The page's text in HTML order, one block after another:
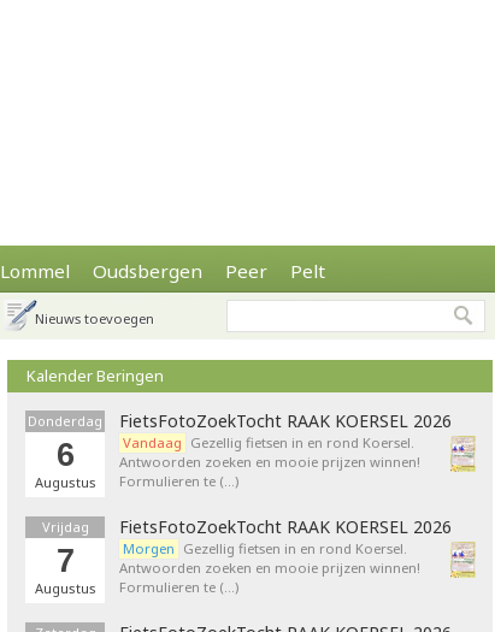
Lommel Oudsbergen Peer Pelt
Nieuws toevoegen
Kalender Beringen
Donderdag
6
Augustus
FietsFotoZoekTocht RAAK KOERSEL 2026
Vandaag Gezellig fietsen in en rond Koersel.
Antwoorden zoeken en mooie prijzen winnen!
Formulieren te (…)
Vrijdag
7
Augustus
FietsFotoZoekTocht RAAK KOERSEL 2026
Morgen Gezellig fietsen in en rond Koersel.
Antwoorden zoeken en mooie prijzen winnen!
Formulieren te (…)